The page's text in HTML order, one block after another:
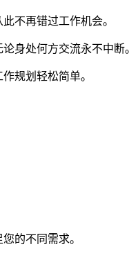
不再错过工作机会。
身处何方交流永不中断
规划轻松简单。
的不同需求。